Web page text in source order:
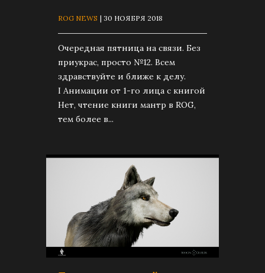
ROG NEWS | 30 НОЯБРЯ 2018
Очередная пятница на связи. Без
приукрас, просто №12. Всем
здравствуйте и ближе к делу.
I Анимации от 1-го лица с книгой
Нет, чтение книги мантр в ROG,
тем более в...